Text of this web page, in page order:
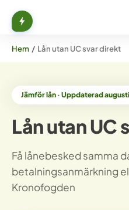
Hem / Lån utan UC svar direkt
Jämför lån · Uppdaterad
Lån utan UC
Få lånebesked samma
betalningsanmärkning
Kronofogden